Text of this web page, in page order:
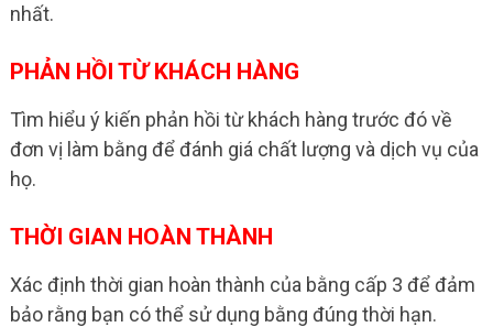
nhất.
PHẢN HỒI TỪ KHÁCH HÀNG
Tìm hiểu ý kiến phản hồi từ khách hàng trước đó về
đơn vị làm bằng để đánh giá chất lượng và dịch vụ của
họ.
THỜI GIAN HOÀN THÀNH
Xác định thời gian hoàn thành của bằng cấp 3 để đảm
bảo rằng bạn có thể sử dụng bằng đúng thời hạn.